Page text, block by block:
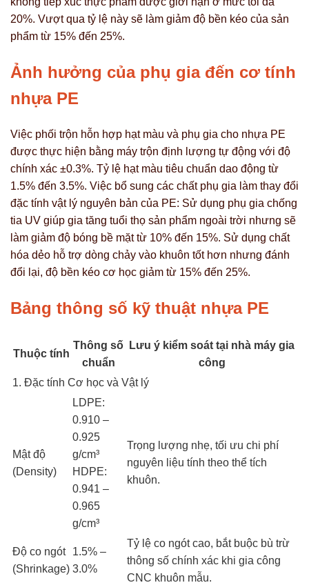
20%. Vượt qua tỷ lệ này sẽ làm giảm độ bền kéo của sản
phẩm từ 15% đến 25%.
Ảnh hưởng của phụ gia đến cơ tính
nhựa PE
Việc phối trộn hỗn hợp hạt màu và phụ gia cho nhựa PE
được thực hiện bằng máy trộn định lượng tự động với độ
chính xác ±0.3%. Tỷ lệ hạt màu tiêu chuẩn dao động từ
1.5% đến 3.5%. Việc bổ sung các chất phụ gia làm thay đổi
đặc tính vật lý nguyên bản của PE: Sử dụng phụ gia chống
tia UV giúp gia tăng tuổi thọ sản phẩm ngoài trời nhưng sẽ
làm giảm độ bóng bề mặt từ 10% đến 15%. Sử dụng chất
hóa dẻo hỗ trợ dòng chảy vào khuôn tốt hơn nhưng đánh
đổi lại, độ bền kéo cơ học giảm từ 15% đến 25%.
Bảng thông số kỹ thuật nhựa PE
Thuộc tính
Thông số
chuẩn
Lưu ý kiểm soát tại nhà máy gia
công
1. Đặc tính Cơ học và Vật lý
Mật độ
(Density)
LDPE:
0.910 –
0.925
g/cm³
HDPE:
0.941 –
0.965
g/cm³
Trọng lượng nhẹ, tối ưu chi phí
nguyên liệu tính theo thể tích
khuôn.
Độ co ngót
(Shrinkage)
1.5% –
3.0%
Tỷ lệ co ngót cao, bắt buộc bù trừ
thông số chính xác khi gia công
CNC khuôn mẫu.